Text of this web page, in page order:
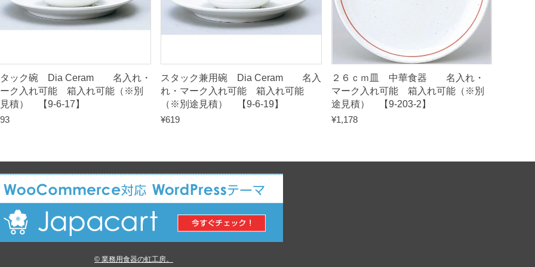
4
-
1
q
u
i
t
y
タック碗 Dia Ceram 名入れ・
ク入れ可能 箱入れ可能（※別
積） 【9-6-17】
スタック兼用碗 Dia Ceram 名入
れ・マーク入れ可能 箱入れ可能
（※別途見積） 【9-6-19】
¥619
２６ｃｍ皿 中華食器 名入れ・
マーク入れ可能 箱入れ可能（※別
途見積） 【9-203-2】
¥1,178
© 業務用食器の虹工房。